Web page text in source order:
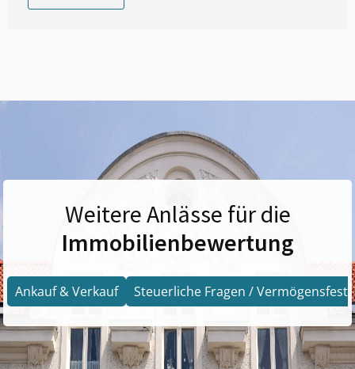
Weitere Anlässe für die
Immobilienbewertung
Ankauf & Verkauf Steuerliche Fragen /